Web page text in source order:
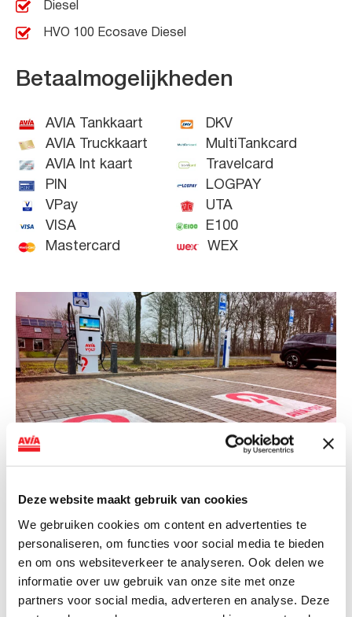
Deze website maakt gebruik van cookies
We gebruiken cookies om content en advertenties te
personaliseren, om functies voor social media te bieden
en om ons websiteverkeer te analyseren. Ook delen we
informatie over uw gebruik van onze site met onze
partners voor social media, adverteren en analyse. Deze
Diesel
HVO 100 Ecosave Diesel
Betaalmogelijkheden
AVIA Tankkaart
AVIA Truckkaart
AVIA Int kaart
PIN
VPay
VISA
Mastercard
DKV
MultiTankcard
Travelcard
LOGPAY
UTA
E100
WEX
NIEUWS
AVIA VOLT en Fletcher Hotels starten
landelijke uitrol van DC-
snellaadinfrastructuur
AVIA VOLT en Fletcher Hotels starten landelijke uitrol